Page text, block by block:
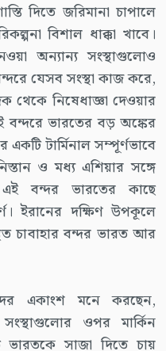
দিতে জরিমানা চাপালে
বিশাল ধাক্কা খাবে।
অন্যান্য সংস্থাগুলোও
যেসব সংস্থা কাজ করে,
থেকে নিষেধাজ্ঞা দেওয়ার
বন্দরে ভারতের বড় অঙ্কের
একটি টার্মিনাল সম্পূর্ণভাবে
ও মধ্য এশিয়ার সঙ্গে
বন্দর ভারতের কাছে
ইরানের দক্ষিণ উপকূলে
চাবাহার বন্দর ভারত আর
একাংশ মনে করছেন,
সংস্থাগুলোর ওপর মার্কিন
ভারতকে সাজা দিতে চায়